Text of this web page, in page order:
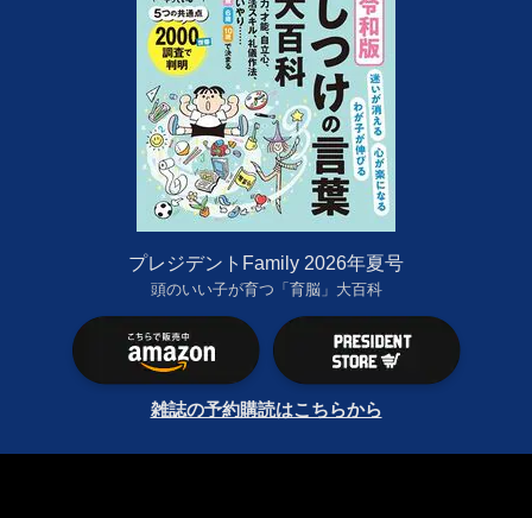
プレジデントFamily 2026年夏号
頭のいい子が育つ「育脳」大百科
雑誌の予約購読はこちらから